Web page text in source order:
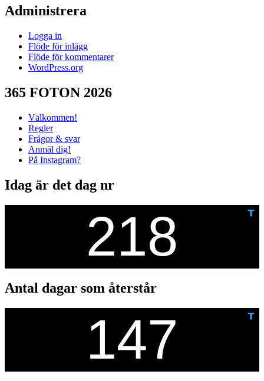
Administrera
Logga in
Flöde för inlägg
Flöde för kommentarer
WordPress.org
365 FOTON 2026
Välkommen!
Regler
Frågor & svar
Anmäl dig!
På Instagram?
Idag är det dag nr
Antal dagar som återstår